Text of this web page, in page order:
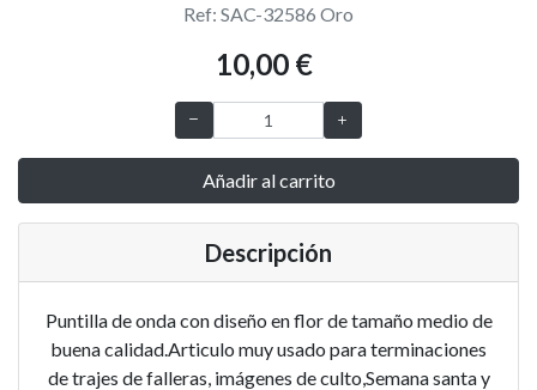
Ref: SAC-32586 Oro
10,00 €
Añadir al carrito
Descripción
Puntilla de onda con diseño en flor de tamaño medio de
buena calidad.Articulo muy usado para terminaciones
de trajes de falleras, imágenes de culto,Semana santa y